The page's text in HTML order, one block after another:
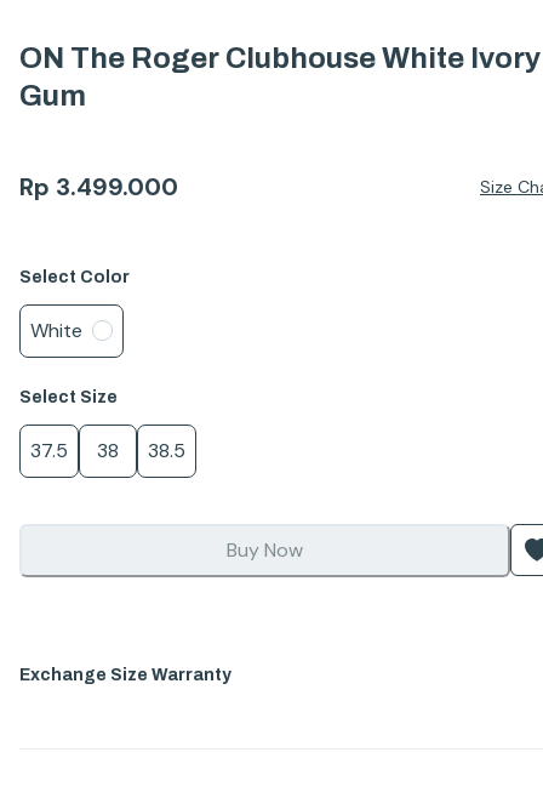
ON The Roger Clubhouse White Ivory
Gum
Rp 3.499.000 Size
Select Color
White
Select Size
37.5 38 38.5
Buy Now
Exchange Size Warranty